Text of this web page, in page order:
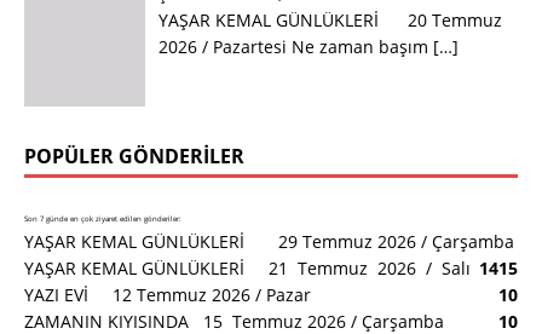
YAŞAR KEMAL GÜNLÜKLERİ 20 Temmuz
2026 / Pazartesi Ne zaman başım […]
POPÜLER GÖNDERILER
Son 7 günde en çok ziyaret edilen gönderiler:
YAŞAR KEMAL GÜNLÜKLERİ 29 Temmuz 2026 / Çarşamba
15
YAŞAR KEMAL GÜNLÜKLERİ 21 Temmuz 2026 / Salı 14
YAZI EVİ 12 Temmuz 2026 / Pazar
10
ZAMANIN KIYISINDA 15 Temmuz 2026 / Çarşamba
10